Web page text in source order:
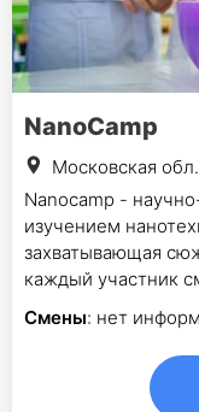
NanoCamp
Московская
Nanocamp -
изучением
захватывающая
каждый участник
Смены: нет